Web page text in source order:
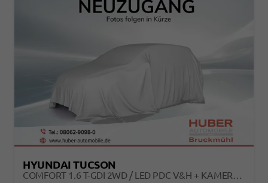
HYUNDAI TUCSON
COMFORT 1.6 T-GDI 2WD / LED PDC V&H + KAMERA SITZ LENKRADHEIZUNG ALU 18"